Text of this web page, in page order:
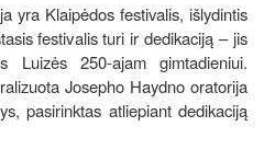
yra Klaipėdos festivalis, išlydintis
festivalis turi ir dedikaciją – jis
Luizės 250-ajam gimtadieniui.
Josepho Haydno oratorija
pasirinktas atliepiant dedikaciją